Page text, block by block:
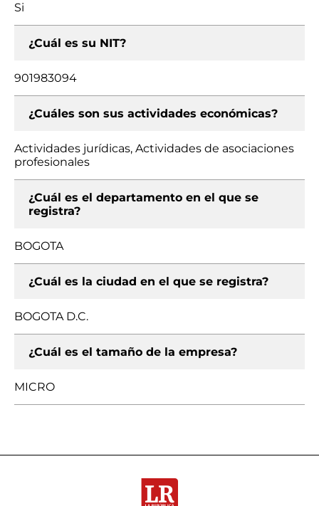
Si
¿Cuál es su NIT?
901983094
¿Cuáles son sus actividades económicas?
Actividades jurídicas, Actividades de asociaciones
profesionales
¿Cuál es el departamento en el que se
registra?
BOGOTA
¿Cuál es la ciudad en el que se registra?
BOGOTA D.C.
¿Cuál es el tamaño de la empresa?
MICRO